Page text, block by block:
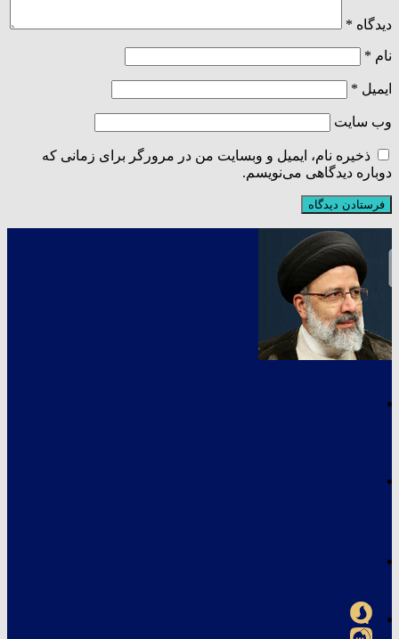
دیدگاه *
نام *
ایمیل *
وب‌ سایت
ذخیره نام، ایمیل و وبسایت من در مرورگر برای زمانی که
دوباره دیدگاهی می‌نویسم.